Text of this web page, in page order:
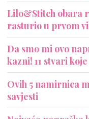
Lilo&Stitch obara
rasturio u prvom
Da smo mi ovo
kazni! 11 stvari
Ovih 5 namirnica
savjesti